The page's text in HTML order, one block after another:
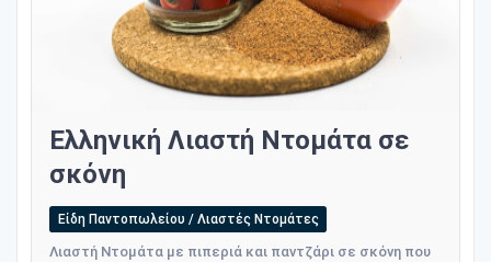
Ελληνική Λιαστή Ντομάτα σε
σκόνη
Είδη Παντοπωλείου / Λιαστές Ντομάτες
Λιαστή Ντομάτα με πιπεριά και παντζάρι σε σκόνη που